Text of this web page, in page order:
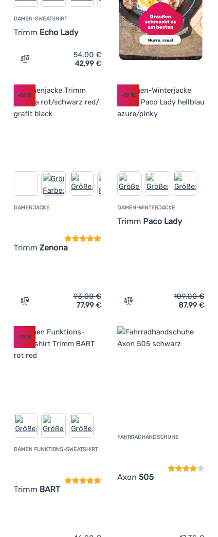
DAMEN-SWEATSHIRT
Trimm Echo Lady
Zum Vergleich 'Damen-Sweatshirt Trimm Echo Lady'
54,00€
42,99 €
DAMENJACKE
Trimm Zenona
Kundenbewertung
-16 %
Zum Vergleich 'Damenjacke Trimm Zenona' hinzufügen
93,00€
77,99 €
DAMEN-WINTERJACKE
Trimm Paco Lady
-19%
Zum Vergleich 'Damen-
109,00€
87,99 €
DAMEN FUNKTIONS-SWEATSHIRT
Trimm BART
Kundenbewertung
-17%
FAHRRADHANDSCHUHE
Axon 505